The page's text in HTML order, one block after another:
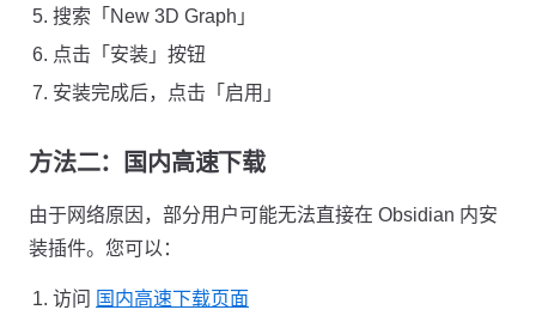
搜索「New 3D Graph」
点击「安装」按钮
安装完成后，点击「启用」
方法二：国内高速下载
由于网络原因，部分用户可能无法直接在 Obsidian 内安
装插件。您可以：
访问 国内高速下载页面